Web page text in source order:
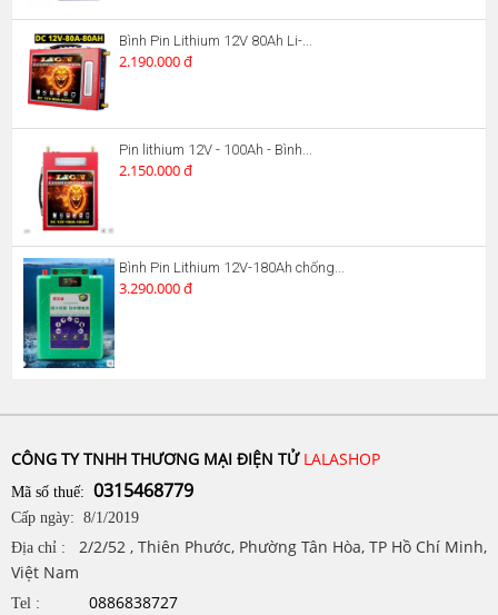
Bình Pin Lithium 12V 80Ah Li-...
2.190.000 đ
Pin lithium 12V - 100Ah - Bình...
2.150.000 đ
Bình Pin Lithium 12V-180Ah chống...
3.290.000 đ
CÔNG TY TNHH THƯƠNG MẠI ĐIỆN TỬ LALASHOP
Mã số thuế: 0315468779
Cấp ngày: 8/1/2019
Địa chỉ : 2/2/52 , Thiên Phước, Phường Tân Hòa, TP Hồ Chí Minh,
Việt Nam
Tel : 0886838727